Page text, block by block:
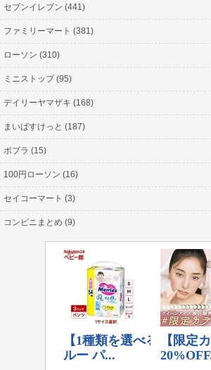
セブンイレブン (441)
ファミリーマート (381)
ローソン (310)
ミニストップ (95)
デイリーヤマザキ (168)
まいばすけっと (187)
ポプラ (15)
100円ローソン (16)
セイコーマート (3)
コンビニまとめ (9)